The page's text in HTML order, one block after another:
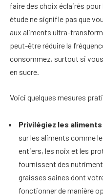
faire des choix éclairés
étude ne signifie pas que
aux aliments ultra-
peut-être réduire la
consommez, surtout si
en sucre.
Voici quelques mesures
Privilégiez les
sur les aliments comme
entiers, les noix et les
fournissent des
graisses saines dont
fonctionner de manière